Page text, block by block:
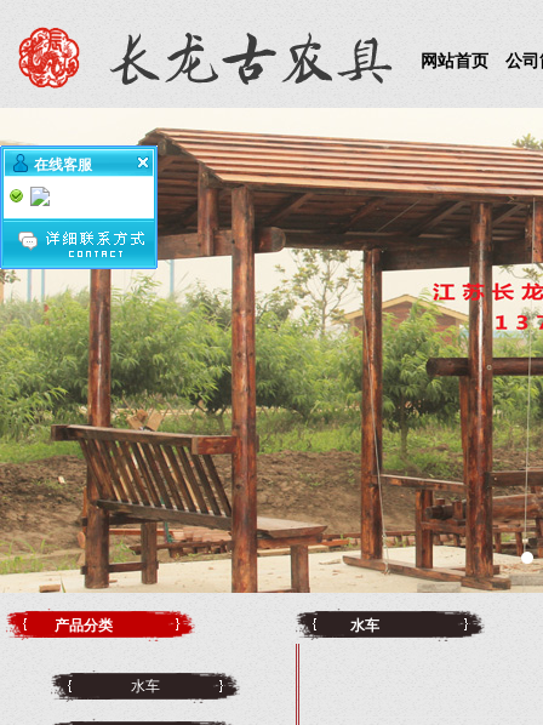
网站首页 公司
产品分类
水车
水车
在线客服